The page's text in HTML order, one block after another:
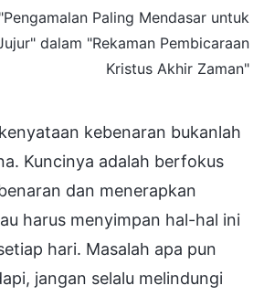
Paling Mendasar untuk
dalam "Rekaman Pembicaraan
Kristus Akhir Zaman"
kebenaran bukanlah
Kuncinya adalah berfokus
dan menerapkan
harus menyimpan hal-hal ini
hari. Masalah apa pun
jangan selalu melindungi